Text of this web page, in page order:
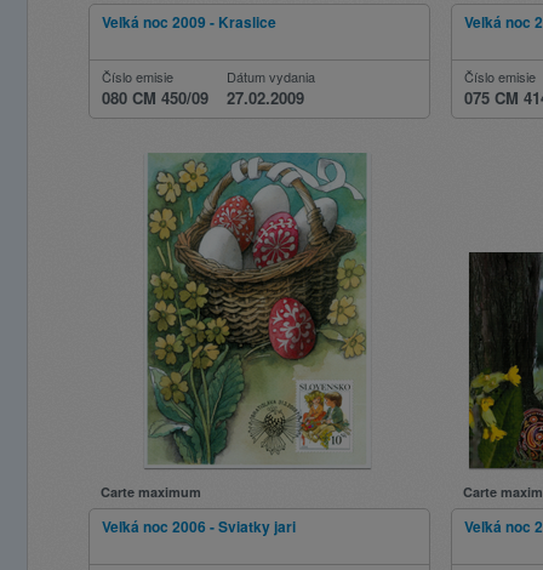
Veľká noc 2009 - Kraslice
Číslo emisie
080 CM 450/09
Dátum vydania
27.02.2009
Veľká noc
Číslo emisie
075 CM
Carte maximum
Veľká noc 2006 - Sviatky jari
Carte
Veľká noc